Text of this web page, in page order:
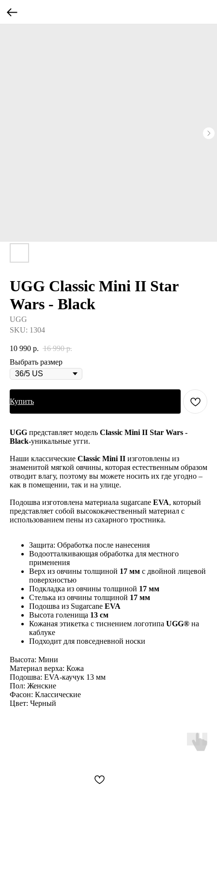
UGG Classic Mini II Star
Wars - Black
UGG
SKU: 1304
10 990 р. 16 990 р.
Выбрать размер
Купить
UGG представляет модель Classic Mini II Star Wars -
Black-уникальные угги.
Наши классические Classic Mini II изготовлены из
знаменитой мягкой овчины, которая естественным образом
отводит влагу, поэтому вы можете носить их где угодно –
как в помещении, так и на улице.
Подошва изготовлена материала sugarcane EVA, который
представляет собой высококачественный материал с
использованием пены из сахарного тростника.
Защита: Обработка после нанесения
Водоотталкивающая обработка для местного
применения
Верх из овчины толщиной 17 мм с двойной лицевой
поверхностью
Подкладка из овчины толщиной 17 мм
Стелька из овчины толщиной 17 мм
Подошва из Sugarcane EVA
Высота голенища 13 см
Кожаная этикетка с тиснением логотипа UGG® на
каблуке
Подходит для повседневной носки
Высота: Мини
Материал верха: Кожа
Подошва: EVA-каучук 13 мм
Пол: Женские
Фасон: Классические
Цвет: Черный